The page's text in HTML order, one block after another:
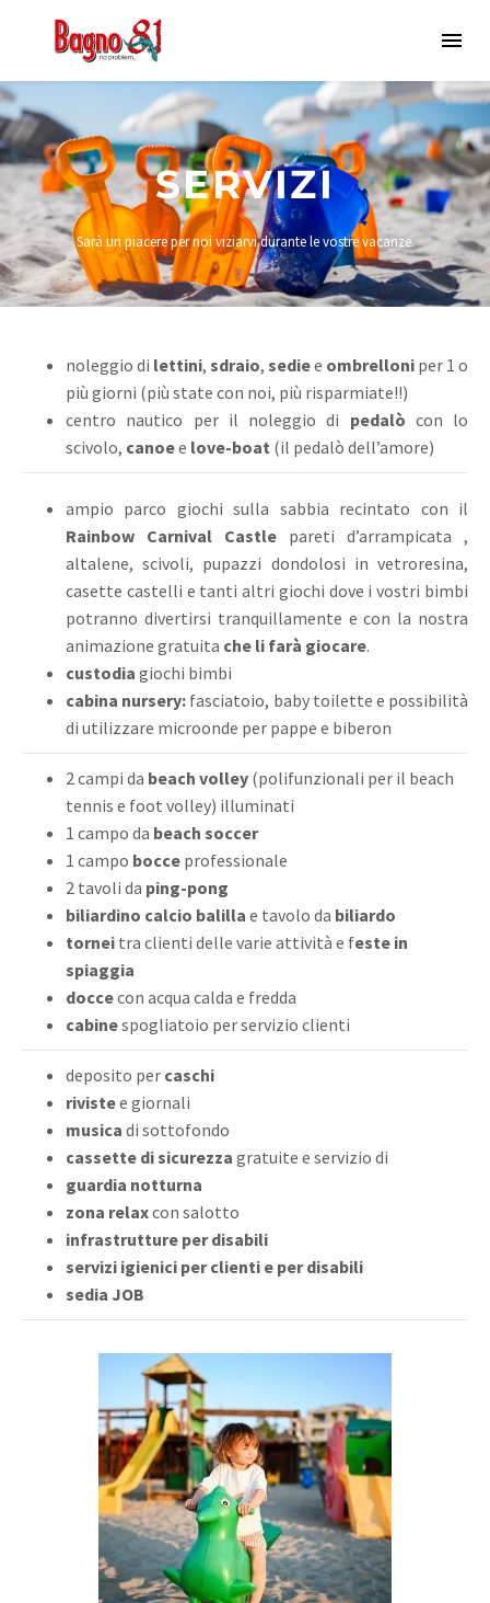
SERVIZI
Sarà un piacere per noi viziarvi durante le vostre vacanze.
noleggio di lettini, sdraio, sediee ombrelloni per 1 o
più giorni (più state con noi, più risparmiate!!)
centro nautico per il noleggio di pedalò con lo
scivolo, canoee love-boat (il pedalò dell’amore)
ampio parco giochi sulla sabbia recintato con il
Rainbow Carnival Castle pareti d’arrampicata ,
altalene, scivoli, pupazzi dondolosi in vetroresina,
casette castelli e tanti altri giochi dove i vostri bimbi
potranno divertirsi tranquillamente e con la nostra
animazione gratuita che li farà giocare.
custodia giochi bimbi
cabina nursery: fasciatoio, baby toilette e possibilità
di utilizzare microonde per pappe e biberon
2 campi da beach volley (polifunzionali per il beach
tennis e foot volley) illuminati
1 campo da beach soccer
1 campo bocce professionale
2 tavoli da ping-pong
biliardino calcio balilla e tavolo da biliardo
tornei tra clienti delle varie attività e feste in
spiaggia
doccecon acqua calda e fredda
cabinespogliatoio per servizio clienti
deposito per caschi
rivistee giornali
musica di sottofondo
cassette di sicurezza gratuite e servizio di
guardia notturna
zona relaxcon salotto
infrastrutture per disabili
servizi igienici per clienti e per disabili
sedia JOB